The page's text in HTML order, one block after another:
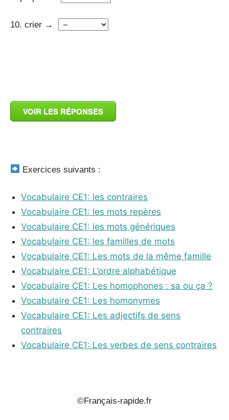
10. crier →
VOIR LES RÉPONSES
Exercices suivants :
Vocabulaire CE1: les contraires
Vocabulaire CE1: les mots repères
Vocabulaire CE1: les mots génériques
Vocabulaire CE1: les familles de mots
Vocabulaire CE1: Les mots de la même famille
Vocabulaire CE1: L’ordre alphabétique
Vocabulaire CE1: Les homophones : sa ou ça ?
Vocabulaire CE1: Les homonymes
Vocabulaire CE1: Les adjectifs de sens
contraires
Vocabulaire CE1: Les verbes de sens contraires
©Français-rapide.fr